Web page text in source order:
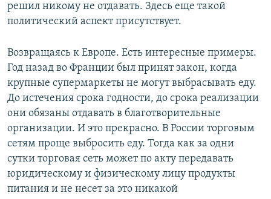
решил никому не отдавать. Здесь еще такой
политический аспект присутствует.
Возвращаясь к Европе. Есть интересные примеры.
Год назад во Франции был принят закон, когда
крупные супермаркеты не могут выбрасывать еду.
До истечения срока годности, до срока реализации
они обязаны отдавать в благотворительные
организации. И это прекрасно. В России торговым
сетям проще выбросить еду. Тогда как за одни
сутки торговая сеть может по акту передавать
юридическому и физическому лицу продукты
питания и не несет за это никакой